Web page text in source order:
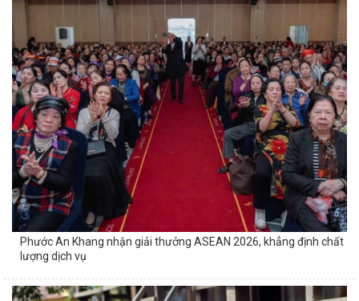
Phước An Khang nhận giải thưởng ASEAN 2026, khẳng định chất
lượng dịch vụ